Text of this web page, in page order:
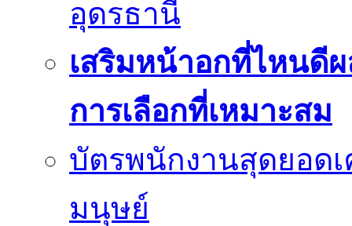
อุดรธานี
เสริมหน้าอกที่ไหนดี
การเลือกที่เหมาะสม
บัตรพนักงานสุดยอด
มนุษย์